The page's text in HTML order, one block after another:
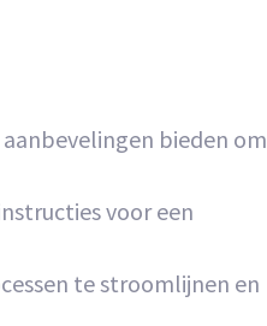
bieden om
voor een
te stroomlijnen en